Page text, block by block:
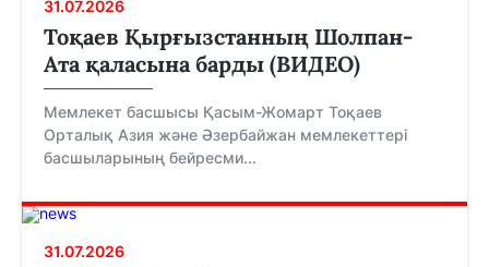
31.07.2026
Тоқаев Қырғызстанның Шолпан-
Ата қаласына барды (ВИДЕО)
Мемлекет басшысы Қасым-Жомарт Тоқаев
Орталық Азия және Әзербайжан мемлекеттері
басшыларының бейресми...
31.07.2026